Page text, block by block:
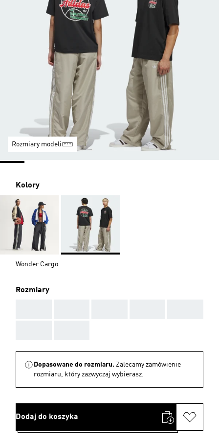
Rozmiary modeli
Kolory
Wonder Cargo
Rozmiary
Dopasowane do rozmiaru. Zalecamy zamówienie
rozmiaru, który zazwyczaj wybierasz.
Dodaj do koszyka